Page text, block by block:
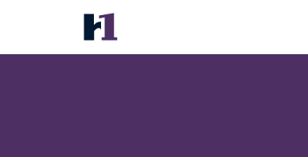
Spark by Hilton Miami Doral
Priser